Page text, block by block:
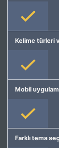
Kelime türleri
Mobil
Farklı tema